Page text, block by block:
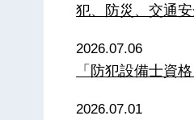
犯、防災、交通
2026.07.06
「防犯設備士資
2026.07.01